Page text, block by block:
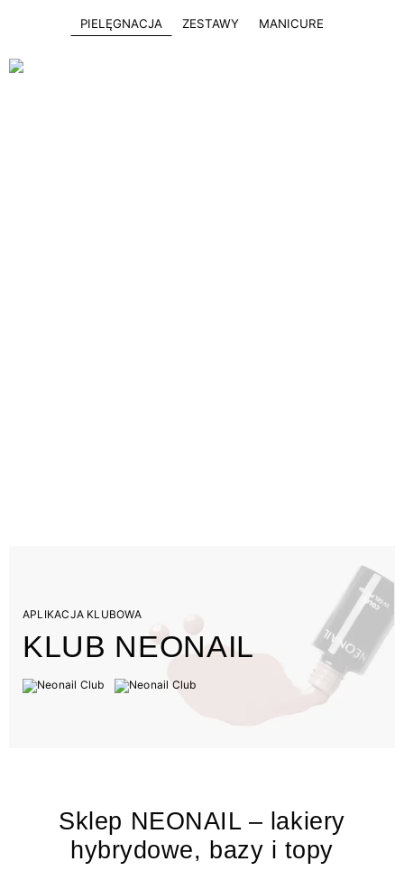
PIELĘGNACJA ZESTAWY MANICURE
APLIKACJA KLUBOWA
KLUB NEONAIL
Sklep NEONAIL – lakiery
hybrydowe, bazy i topy